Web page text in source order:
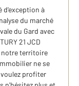
d'exception à
du marché
du Gard avec
21 JCD
notre territoire
ne se
profiter